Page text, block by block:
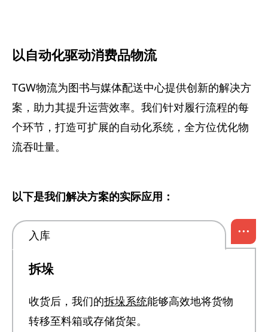
以自动化驱动消费品物流
TGW物流为图书与媒体配送中心提供创新的解决方
案，助力其提升运营效率。我们针对履行流程的每
个环节，打造可扩展的自动化系统，全方位优化物
流吞吐量。
以下是我们解决方案的实际应用：
入库 ...
拆垛
收货后，我们的拆垛系统能够高效地将货物
转移至料箱或存储货架。